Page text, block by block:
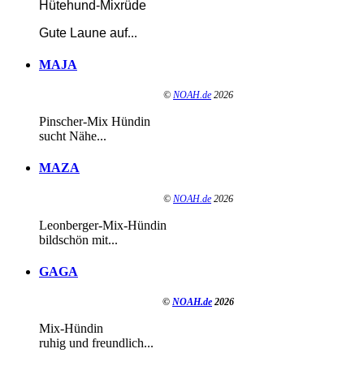
Hütehund-Mixrüde
Gute Laune auf...
MAJA
© NOAH.de 2026
Pinscher-Mix Hündin
sucht Nähe...
MAZA
© NOAH.de 2026
Leonberger-Mix-Hündin
bildschön mit...
GAGA
© NOAH.de 2026
Mix-Hündin
ruhig und freundlich...